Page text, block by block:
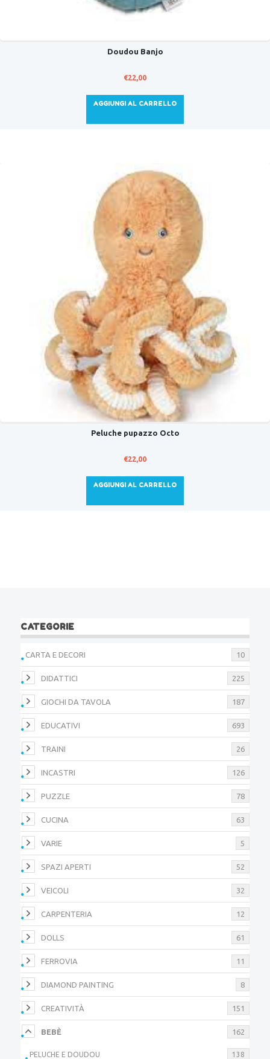
Doudou Banjo
€22,00
AGGIUNGI AL CARRELLO
Peluche pupazzo Octo
€22,00
AGGIUNGI AL CARRELLO
CATEGORIE
CARTA E DECORI 10
DIDATTICI 225
GIOCHI DA TAVOLA 187
EDUCATIVI 693
TRAINI 26
INCASTRI 126
PUZZLE 78
CUCINA 63
VARIE 5
SPAZI APERTI 52
VEICOLI 32
CARPENTERIA 12
DOLLS 61
FERROVIA 11
DIAMOND PAINTING 8
CREATIVITÀ 151
BEBÈ 162
PELUCHE E DOUDOU 138